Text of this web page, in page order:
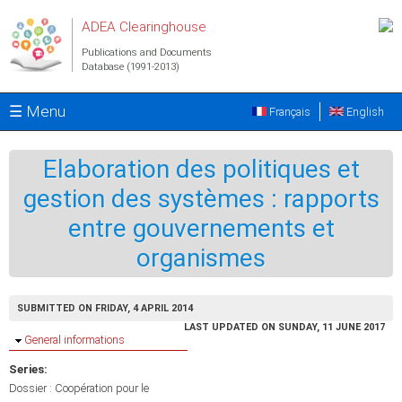
ADEA Clearinghouse
Publications and Documents
Database (1991-2013)
☰ Menu English
Français
Elaboration des politiques et
gestion des systèmes : rapports
entre gouvernements et
organismes
SUBMITTED ON FRIDAY, 4 APRIL 2014
LAST UPDATED ON SUNDAY, 11 JUNE 2017
Hide
General informations
Series:
Dossier : Coopération pour le